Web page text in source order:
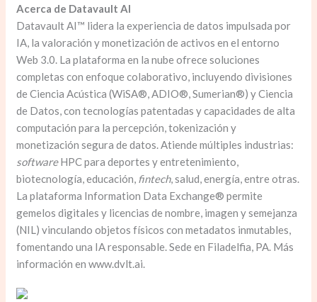
Acerca de Datavault AI
Datavault AI™ lidera la experiencia de datos impulsada por
IA, la valoración y monetización de activos en el entorno
Web 3.0. La plataforma en la nube ofrece soluciones
completas con enfoque colaborativo, incluyendo divisiones
de Ciencia Acústica (WiSA®, ADIO®, Sumerian®) y Ciencia
de Datos, con tecnologías patentadas y capacidades de alta
computación para la percepción, tokenización y
monetización segura de datos. Atiende múltiples industrias:
softwareHPC para deportes y entretenimiento,
biotecnología, educación, fintech, salud, energía, entre otras.
La plataforma Information Data Exchange® permite
gemelos digitales y licencias de nombre, imagen y semejanza
(NIL) vinculando objetos físicos con metadatos inmutables,
fomentando una IA responsable. Sede en Filadelfia, PA. Más
información en www.dvlt.ai.